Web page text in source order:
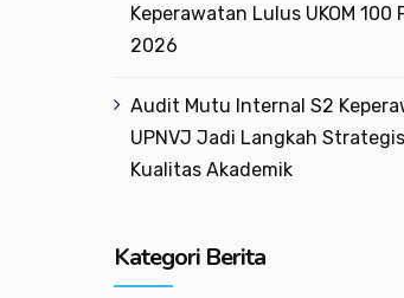
Keperawatan Lulus UKOM 100
2026
Audit Mutu Internal S2
UPNVJ Jadi Langkah
Kualitas Akademik
Kategori Berita